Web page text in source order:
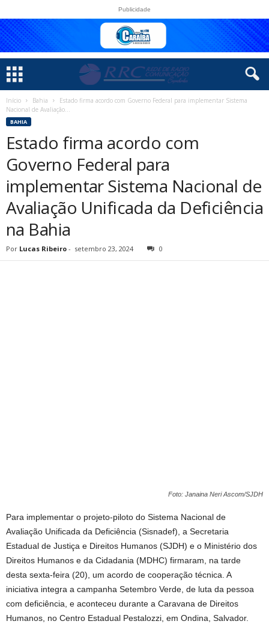
Publicidade
Início Bahia
Estado firma acordo com Governo Federal para implementar Sistema
Nacional de Avaliação...
BAHIA
Estado firma acordo com
Governo Federal para
implementar Sistema Nacional de
Avaliação Unificada da Deficiência
na Bahia
Por Lucas Ribeiro - setembro 23, 2024 0
Foto: Janaina Neri Ascom/SJDH
Para implementar o projeto-piloto do Sistema Nacional de
Avaliação Unificada da Deficiência (Sisnadef), a Secretaria
Estadual de Justiça e Direitos Humanos (SJDH) e o Ministério dos
Direitos Humanos e da Cidadania (MDHC) firmaram, na tarde
desta sexta-feira (20), um acordo de cooperação técnica. A
iniciativa integra a campanha Setembro Verde, de luta da pessoa
com deficiência, e aconteceu durante a Caravana de Direitos
Humanos, no Centro Estadual Pestalozzi, em Ondina, Salvador.